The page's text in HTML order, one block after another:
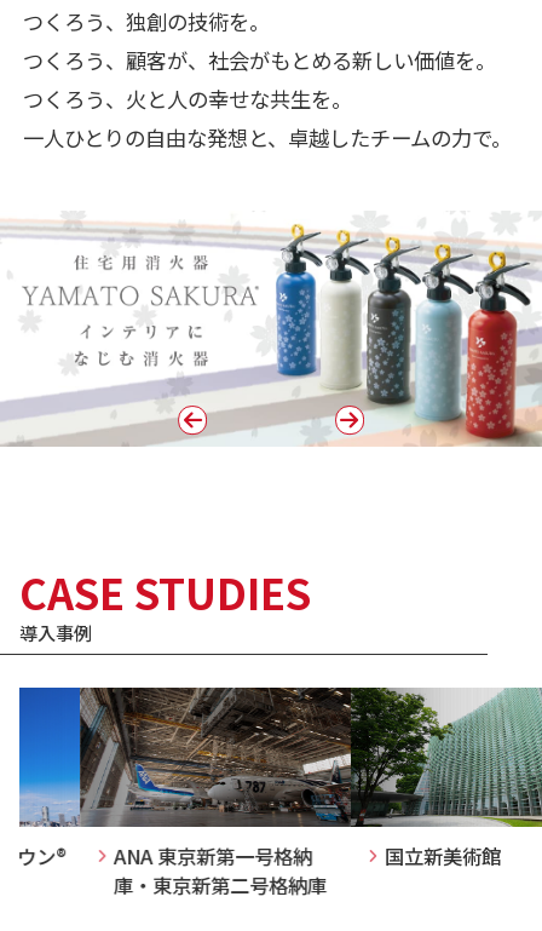
つくろう、独創の技術を。
つくろう、顧客が、社会がもとめる新しい価値を。
つくろう、火と人の幸せな共生を。
一人ひとりの自由な発想と、卓越したチームの力で。
CASE STUDIES
導入事例
ン®
ANA 東京新第一号格納
庫・東京新第二号格納庫
国立新美術館